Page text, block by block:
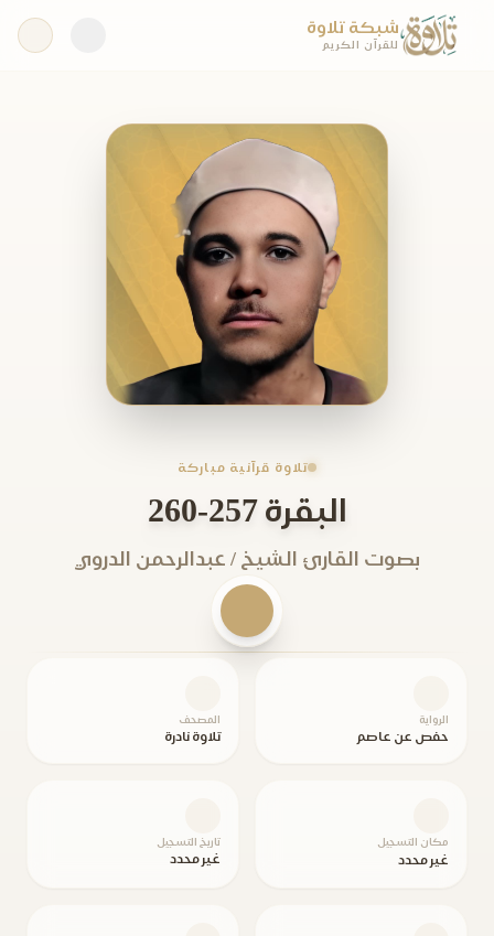
شبكة تلاوة
للقرآن الكريم
تلاوة قرآنية مباركة
البقرة 257-260
بصوت القارئ الشيخ / عبدالرحمن الدروي
الرواية
حفص عن عاصم
المصحف
تلاوة نادرة
مكان التسجيل
غير محدد
تاريخ التسجيل
غير محدد